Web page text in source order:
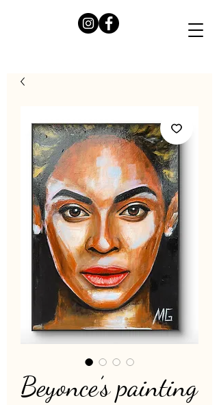
Beyonce’s painting